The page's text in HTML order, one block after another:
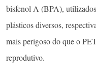
bisfenol A (BPA),
plásticos diversos,
mais perigoso do que o
reprodutivo.